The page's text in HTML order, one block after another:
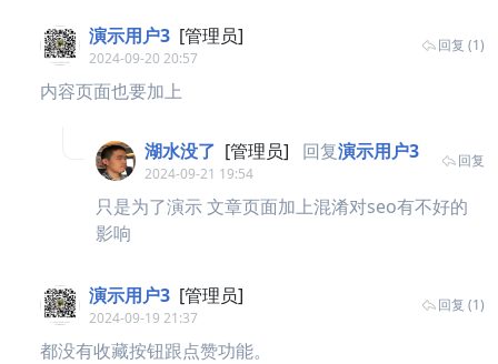
演示用户3 [管理员]
2024-09-20 20:57
回复 (1)
内容页面也要加上
湖水没了 [管理员] 回复演示用户3
2024-09-21 19:54
回复
只是为了演示 文章页面加上混淆对seo有不好的
影响
演示用户3 [管理员]
2024-09-19 21:37
回复 (1)
都没有收藏按钮跟点赞功能。